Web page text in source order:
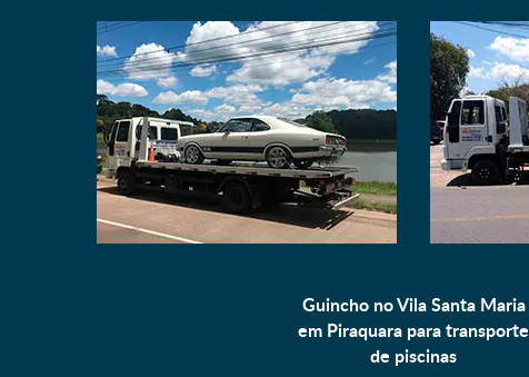
Guincho no Vila Santa Maria
em Piraquara paratransporte
de piscinas